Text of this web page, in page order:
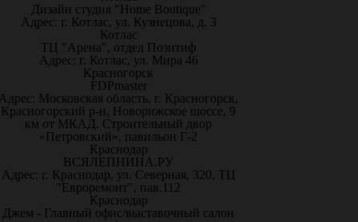
Дизайн студия "Home Boutique"
Адрес: г. Котлас, ул. Кузнецова, д. 3
Котлас
ТЦ "Арена", отдел Позитиф
Адрес: г. Котлас, ул. Мира 46
Красногорск
FDPmaster
Московская область, г. Красногорск,
Красногорский р-н, Новорижское шоссе, 9
км от МКАД. Строительный двор
«Петровский», павильон Г-2
Краснодар
ВСЯЛЕПНИНА.РУ
Адрес: г. Краснодар, ул. Северная, 320, ТЦ
"Евроремонт", пав.112
Краснодар
Джем - Главный офис/выставочный салон